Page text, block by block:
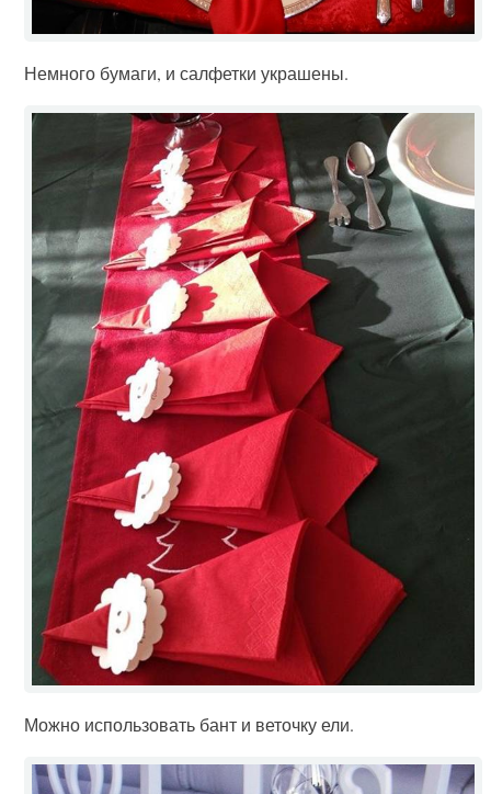
Немного бумаги, и салфетки украшены.
Можно использовать бант и веточку ели.